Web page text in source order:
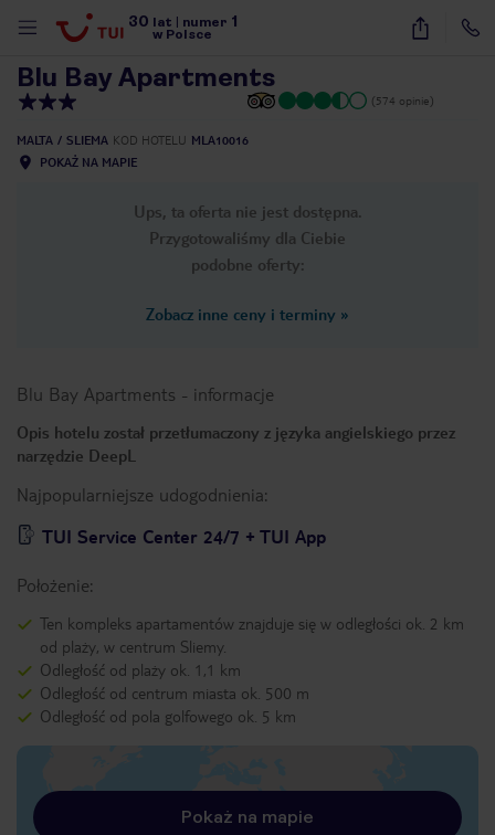
30 lat numer 1
w Polsce
45
Blu Bay Apartments
(574 opinie)
MALTA SLIEMA KOD HOTELU MLA10016
POKAŻ NA MAPIE
Ups, ta oferta nie jest dostępna.
Przygotowaliśmy dla Ciebie
podobne oferty:
Zobacz inne ceny i terminy »
Blu Bay Apartments - informacje
Opis hotelu został przetłumaczony z języka angielskiego przez
narzędzie DeepL
Najpopularniejsze udogodnienia:
TUI Service Center 24/7 + TUI App
Położenie:
Ten kompleks apartamentów znajduje się w odległości ok. 2 km
od plaży, w centrum Sliemy.
Odległość od plaży ok. 1,1 km
Odległość od centrum miasta ok. 500 m
Odległość od pola golfowego ok. 5 km
Pokaż na mapie